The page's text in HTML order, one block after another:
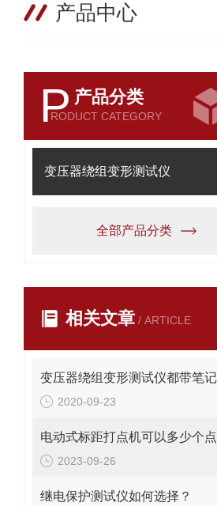
产品中心
P 产品分类
RODUCT CATEGORY
变压器绕组变形测试仪
全部产品分类
相关文章 / ARTICLE
2020-09-23
电动式标距打点机可以多少个点
2023-09-26
继电保护测试仪如何选择？